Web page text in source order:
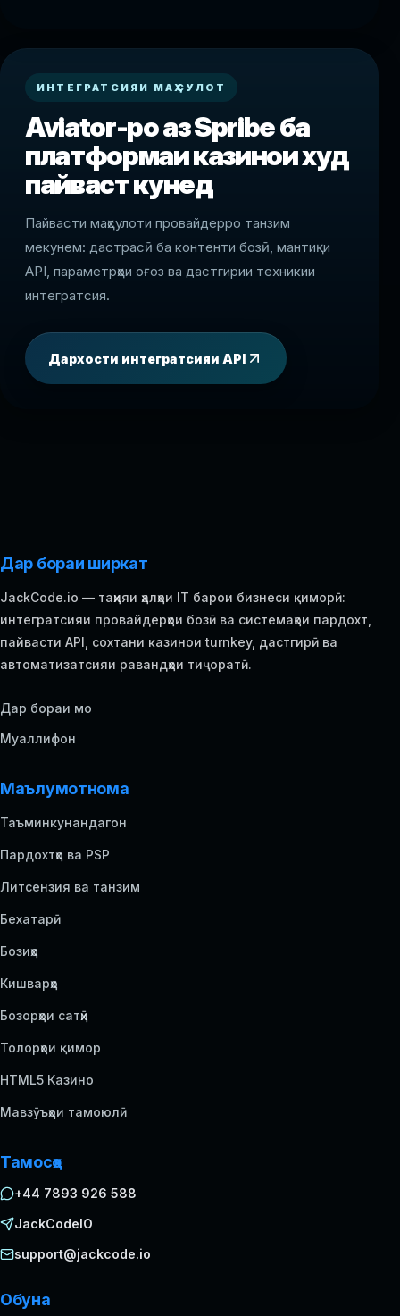
ИНТЕГРАТСИЯИ МАҲСУЛОТ
Aviator-ро аз Spribe ба
платформаи казинои худ
пайваст кунед
Пайвасти маҳсулоти провайдерро танзим
мекунем: дастрасӣ ба контенти бозӣ, мантиқи
API, параметрҳои оғоз ва дастгирии техникии
интегратсия.
Дархости интегратсияи API
Дар бораи ширкат
JackCode.io — таҳияи ҳалҳои IT барои бизнеси қиморӣ:
интегратсияи провайдерҳои бозӣ ва системаҳои пардохт,
пайвасти API, сохтани казинои turnkey, дастгирӣ ва
автоматизатсияи равандҳои тиҷоратӣ.
Дар бораи мо
Муаллифон
Маълумотнома
Таъминкунандагон
Пардохтҳо ва PSP
Литсензия ва танзим
Бехатарӣ
Бозиҳо
Кишварҳо
Бозорҳои сатҳӣ
Толорҳои қимор
HTML5 Казино
Мавзӯъҳои тамоюлӣ
Тамосҳо
+44 7893 926 588
JackCodeIO
support@jackcode.io
Обуна